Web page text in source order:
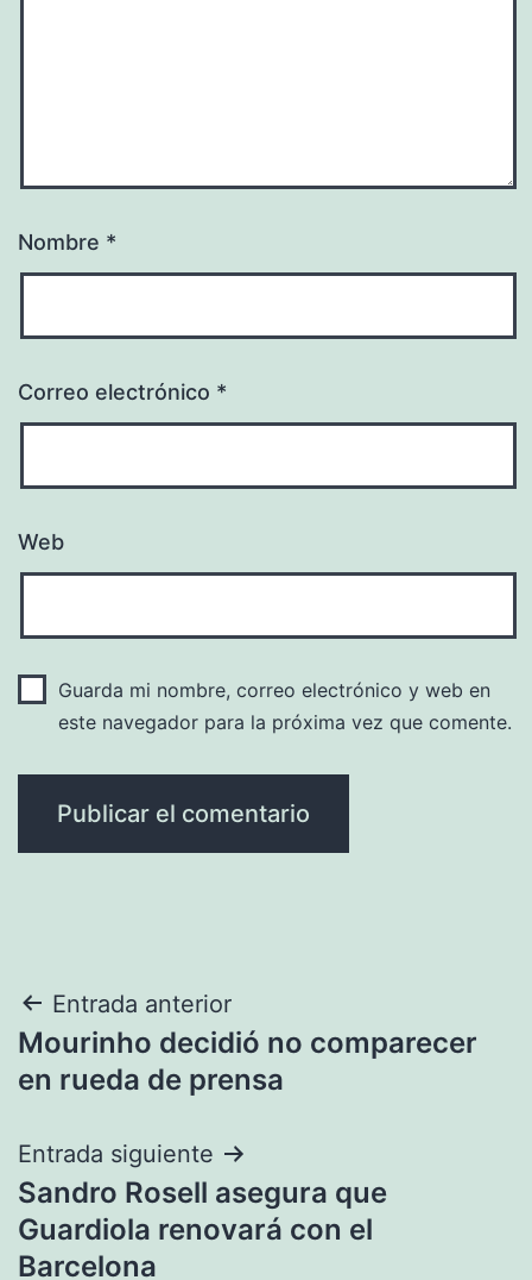
Nombre *
Correo electrónico *
Web
Guarda mi nombre, correo electrónico y web en
este navegador para la próxima vez que comente.
Navegación
de
Entrada anterior
Mourinho decidió no comparecer
en rueda de prensa
Entrada siguiente
Sandro Rosell asegura que
Guardiola renovará con el
Barcelona